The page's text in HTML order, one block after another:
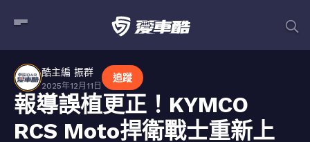
酷主編 振群
2025年12月11日
追蹤
報導誤植更正！KYMCO
RCS Moto捍衛戰士重新上